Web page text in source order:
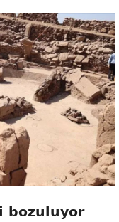
bozuluyor